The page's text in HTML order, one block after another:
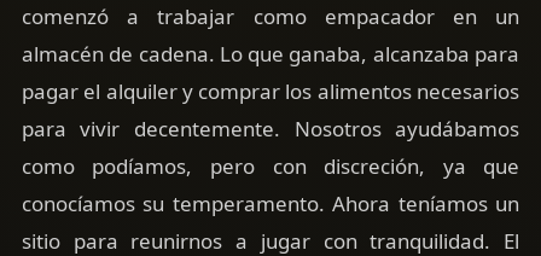
comenzó a trabajar como empacador en un
almacén de cadena. Lo que ganaba, alcanzaba para
pagar el alquiler y comprar los alimentos necesarios
para vivir decentemente. Nosotros ayudábamos
como podíamos, pero con discreción, ya que
conocíamos su temperamento. Ahora teníamos un
sitio para reunirnos a jugar con tranquilidad. El